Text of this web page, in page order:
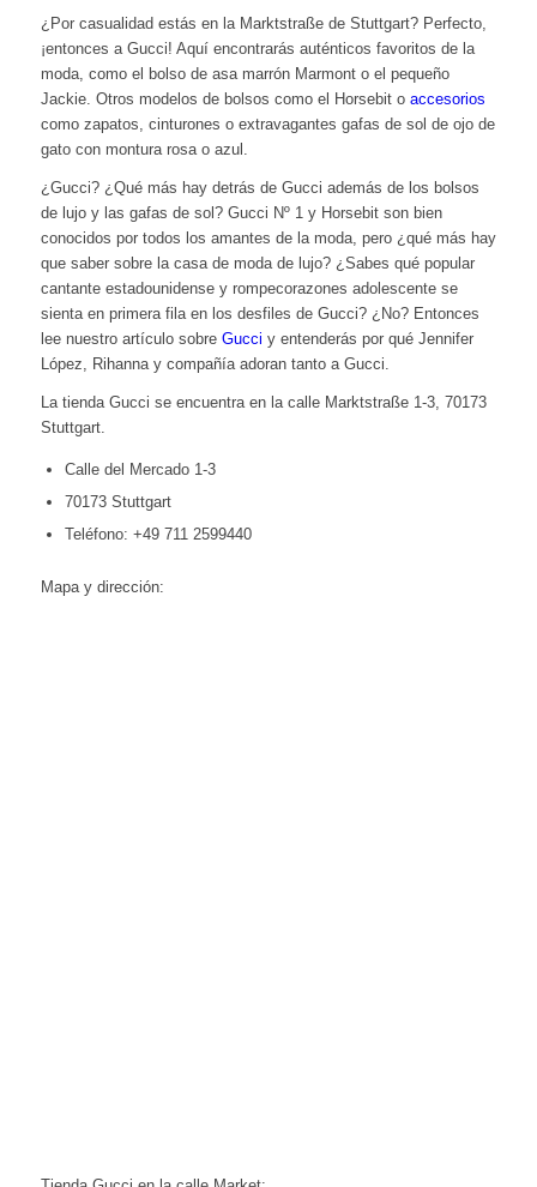
¿Por casualidad estás en la Marktstraße de Stuttgart? Perfecto,
¡entonces a Gucci! Aquí encontrarás auténticos favoritos de la
moda, como el bolso de asa marrón Marmont o el pequeño
Jackie. Otros modelos de bolsos como el Horsebit o accesorios
como zapatos, cinturones o extravagantes gafas de sol de ojo de
gato con montura rosa o azul.
¿Gucci? ¿Qué más hay detrás de Gucci además de los bolsos
de lujo y las gafas de sol? Gucci Nº 1 y Horsebit son bien
conocidos por todos los amantes de la moda, pero ¿qué más hay
que saber sobre la casa de moda de lujo? ¿Sabes qué popular
cantante estadounidense y rompecorazones adolescente se
sienta en primera fila en los desfiles de Gucci? ¿No? Entonces
lee nuestro artículo sobre Gucci y entenderás por qué Jennifer
López, Rihanna y compañía adoran tanto a Gucci.
La tienda Gucci se encuentra en la calle Marktstraße 1-3, 70173
Stuttgart.
Calle del Mercado 1-3
70173 Stuttgart
Teléfono: +49 711 2599440
Mapa y dirección: